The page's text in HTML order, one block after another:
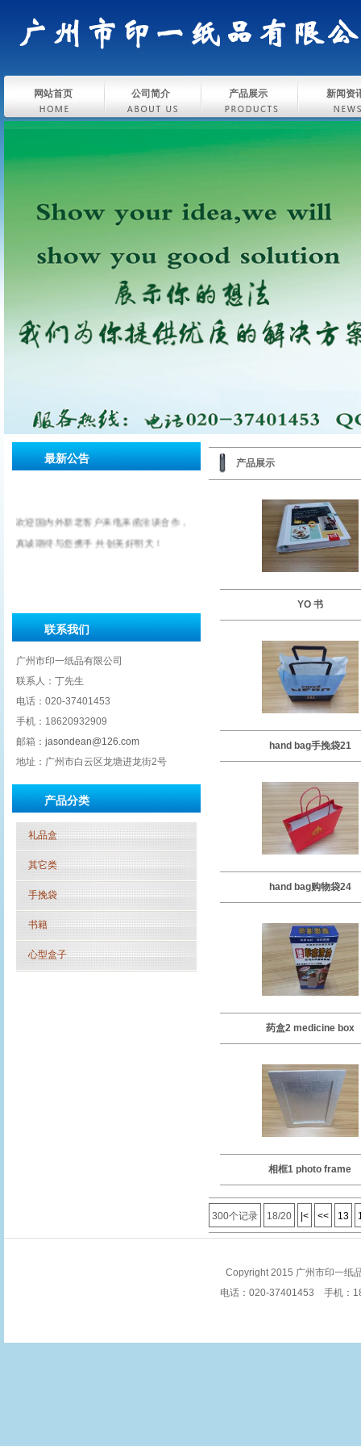
网站首页 公司简介 产品展示 新闻资
最新公告
欢迎国内外新老客户来电来函洽谈合作，
真诚期待与您携手 共创美好明天！
联系我们
广州市印一纸品有限公司
联系人：丁先生
电话：020-37401453
手机：18620932909
邮箱： jasondean@126.com
地址：广州市白云区龙塘进龙街2号
产品分类
礼品盒
其它类
手挽袋
书籍
心型盒子
产品展示
YO 书
hand bag手挽袋21
hand bag购物袋24
药盒2 medicine box
相框1 photo frame
300个记录 18/20 |< << 13
Copyright 2015 广州市印一纸
电话：020-37401453 手机：